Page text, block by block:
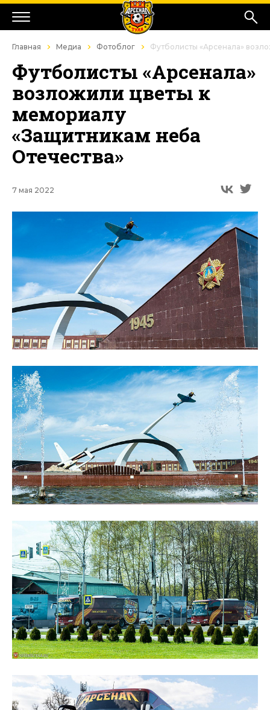
Главная Медиа Фотоблог Футболисты «Арсенала»
Футболисты «Арсенала»
возложили цветы к
мемориалу
«Защитникам неба
Отечества»
7 мая 2022